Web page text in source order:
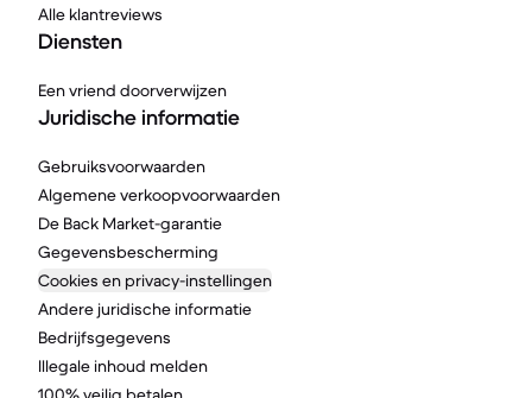
Alle klantreviews
Diensten
Een vriend doorverwijzen
Juridische informatie
Gebruiksvoorwaarden
Algemene verkoopvoorwaarden
De Back Market-garantie
Gegevensbescherming
Cookies en privacy-instellingen
Andere juridische informatie
Bedrijfsgegevens
Illegale inhoud melden